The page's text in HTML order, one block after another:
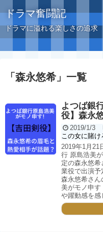
ドラマ奮闘記
ドラマに溢れる楽しさの追求
「 森永悠希 」 一覧
よつば銀
役】森永
2019/1/3
この女に賭け
2019年1月21
行 原島浩美
定の森永悠
業役で出演予
森永悠希さ
美がモノ申す
や躍動感を感